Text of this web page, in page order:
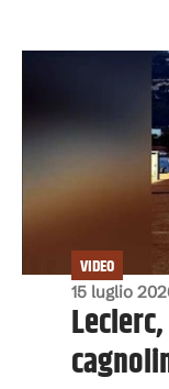
15 luglio
VIDEO